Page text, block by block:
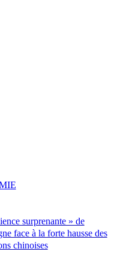
surprenante » de
face à la forte hausse des
chinoises